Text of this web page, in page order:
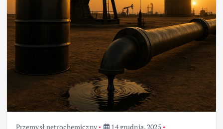
Przemysł petrochemiczny 14 grudnia, 2025